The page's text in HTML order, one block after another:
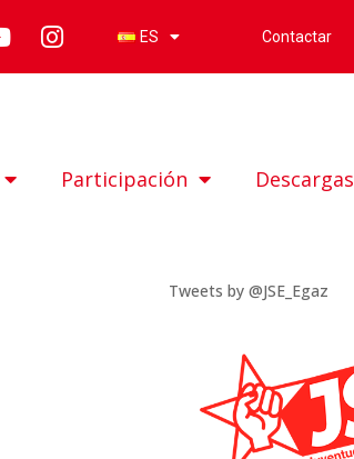
ES Contactar
Participación Descargas
Tweets by @JSE_Egaz